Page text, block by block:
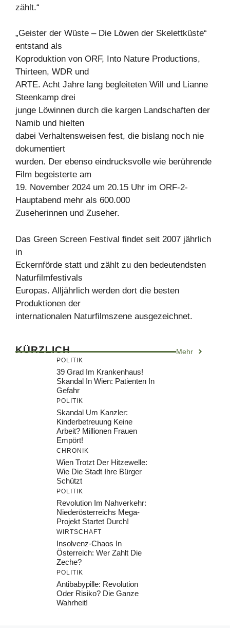
zählt.“
„Geister der Wüste – Die Löwen der Skelettküste“
entstand als
Koproduktion von ORF, Into Nature Productions,
Thirteen, WDR und
ARTE. Acht Jahre lang begleiteten Will und Lianne
Steenkamp drei
junge Löwinnen durch die kargen Landschaften der
Namib und hielten
dabei Verhaltensweisen fest, die bislang noch nie
dokumentiert
wurden. Der ebenso eindrucksvolle wie berührende
Film begeisterte am
19. November 2024 um 20.15 Uhr im ORF-2-
Hauptabend mehr als 600.000
Zuseherinnen und Zuseher.
Das Green Screen Festival findet seit 2007 jährlich
in
Eckernförde statt und zählt zu den bedeutendsten
Naturfilmfestivals
Europas. Alljährlich werden dort die besten
Produktionen der
internationalen Naturfilmszene ausgezeichnet.
KÜRZLICH Mehr
POLITIK
39 Grad Im Krankenhaus!
Skandal In Wien: Patienten In
Gefahr
POLITIK
Skandal Um Kanzler:
Kinderbetreuung Keine
Arbeit? Millionen Frauen
Empört!
CHRONIK
Wien Trotzt Der Hitzewelle:
Wie Die Stadt Ihre Bürger
Schützt
POLITIK
Revolution Im Nahverkehr:
Niederösterreichs Mega-
Projekt Startet Durch!
WIRTSCHAFT
Insolvenz-Chaos In
Österreich: Wer Zahlt Die
Zeche?
POLITIK
Antibabypille: Revolution
Oder Risiko? Die Ganze
Wahrheit!